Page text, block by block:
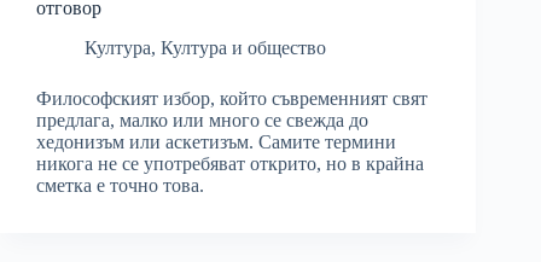
отговор
Култура, Култура и общество
Философският избор, който съвременният свят
предлага, малко или много се свежда до
хедонизъм или аскетизъм. Самите термини
никога не се употребяват открито, но в крайна
сметка е точно това.